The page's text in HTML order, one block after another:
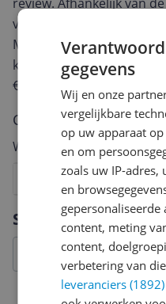
Specificaties
van een review
Met jouw mening help je
keuze te maken én maak
€250,-!
Klik hier voor de
Cijfer
Welk cijfer geef jij dit
5
4
3
2
gegevens
Wij en onze
vergelijkbare
op uw apparaat
en om
zoals uw IP-
en
gepersonaliseerde
content, meting
content,
verbetering van
leveranciers (1892)